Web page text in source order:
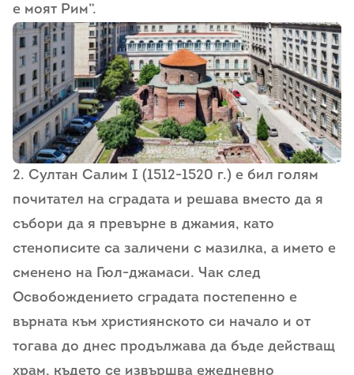
е моят Рим”.
2. Султан Салим I (1512-1520 г.) е бил голям
почитател на сградата и решава вместо да я
събори да я превърне в джамия, като
стенописите са заличени с мазилка, а името е
сменено на Гюл-джамаси. Чак след
Освобождението сградата постепенно е
върната към християнското си начало и от
тогава до днес продължава да бъде действащ
храм, където се извършва ежедневно